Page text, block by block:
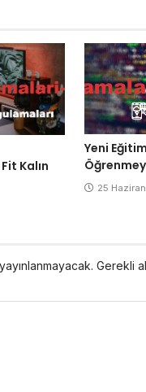
Kalın
Yeni
25
Gerekli